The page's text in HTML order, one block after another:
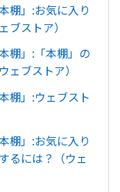
棚」:お気に入り
ブストア）
棚」:「本棚」の
ェブストア）
棚」:ウェブスト
棚」:お気に入り
るには？（ウェ